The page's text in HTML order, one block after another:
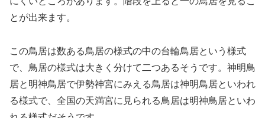
とが出来ます。
この鳥居は数ある鳥居の様式の中の台輪鳥居という様式
で、鳥居の様式は大きく分けて二つあるそうです。神明鳥
居と明神鳥居で伊勢神宮にみえる鳥居は神明鳥居といわれ
る様式で、全国の天満宮に見られる鳥居は明神鳥居といわ